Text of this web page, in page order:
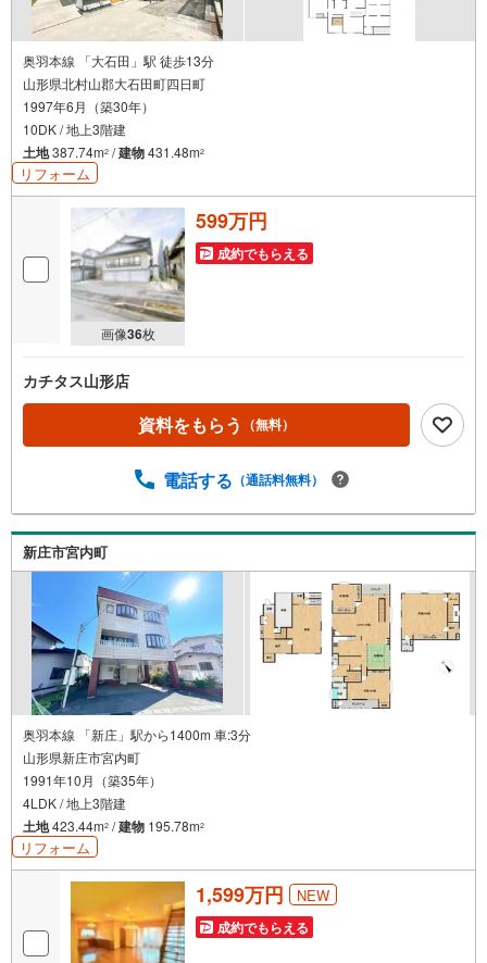
奥羽本線 「大石田」駅 徒歩13分
山形県北村山郡大石田町四日町
1997年6月（築30年）
10DK / 地上3階建
土地387.74m2 /建物431.48m2
リフォーム
画像36枚
599万円
成約でもらえる
カチタス山形店
資料をもらう （無料）
電話する （通話料無料）
新庄市宮内町
奥羽本線 「新庄」駅から1400m 車:3分
山形県新庄市宮内町
1991年10月（築35年）
4LDK / 地上3階建
土地423.44m2 /建物 195.78m2
リフォーム
1,599万円 NEW
成約でもらえる